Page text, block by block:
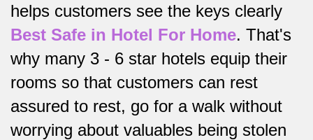
helps customers see the keys clearly
Best Safe in Hotel For Home. That's
why many 3 - 6 star hotels equip their
rooms so that customers can rest
assured to rest, go for a walk without
worrying about valuables being stolen